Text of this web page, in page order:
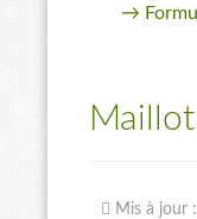
→
Mis à jour